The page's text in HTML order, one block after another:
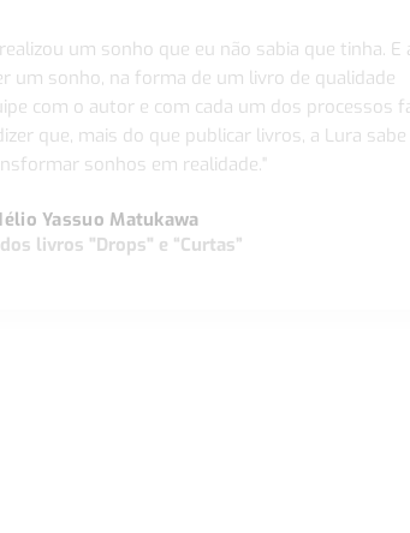
um sonho que eu não sabia que tinha. E
um sonho, na forma de um livro de qualidade
com o autor e com cada um dos processos
que, mais do que publicar livros, a Lura sabe
sonhos em realidade."
Yassuo Matukawa
livros "Drops" e “Curtas”